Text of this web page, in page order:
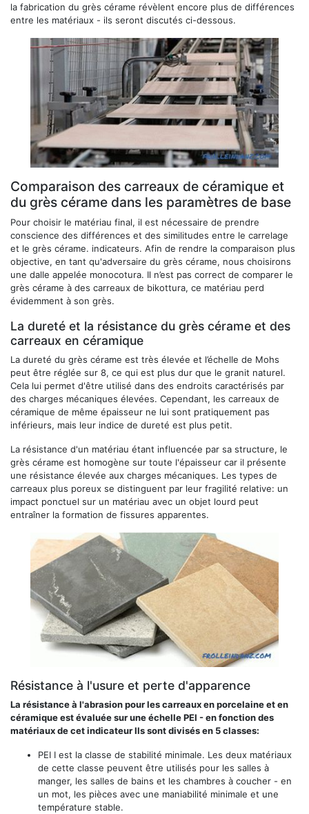
la fabrication du grès cérame révèlent encore plus de différences
entre les matériaux - ils seront discutés ci-dessous.
Comparaison des carreaux de céramique et
du grès cérame dans les paramètres de base
Pour choisir le matériau final, il est nécessaire de prendre
conscience des différences et des similitudes entre le carrelage
et le grès cérame. indicateurs. Afin de rendre la comparaison plus
objective, en tant qu'adversaire du grès cérame, nous choisirons
une dalle appelée monocotura. Il n’est pas correct de comparer le
grès cérame à des carreaux de bikottura, ce matériau perd
évidemment à son grès.
La dureté et la résistance du grès cérame et des
carreaux en céramique
La dureté du grès cérame est très élevée et l’échelle de Mohs
peut être réglée sur 8, ce qui est plus dur que le granit naturel.
Cela lui permet d'être utilisé dans des endroits caractérisés par
des charges mécaniques élevées. Cependant, les carreaux de
céramique de même épaisseur ne lui sont pratiquement pas
inférieurs, mais leur indice de dureté est plus petit.
La résistance d'un matériau étant influencée par sa structure, le
grès cérame est homogène sur toute l'épaisseur car il présente
une résistance élevée aux charges mécaniques. Les types de
carreaux plus poreux se distinguent par leur fragilité relative: un
impact ponctuel sur un matériau avec un objet lourd peut
entraîner la formation de fissures apparentes.
Résistance à l'usure et perte d'apparence
La résistance à l'abrasion pour les carreaux en porcelaine et en
céramique est évaluée sur une échelle PEI - en fonction des
matériaux de cet indicateur Ils sont divisés en 5 classes:
PEI I est la classe de stabilité minimale. Les deux matériaux
de cette classe peuvent être utilisés pour les salles à
manger, les salles de bains et les chambres à coucher - en
un mot, les pièces avec une maniabilité minimale et une
température stable.